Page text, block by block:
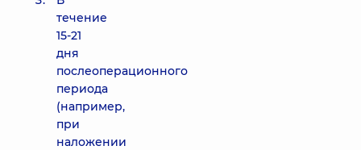
течение
15-21
дня
послеоперационного
периода
(например,
при
наложении